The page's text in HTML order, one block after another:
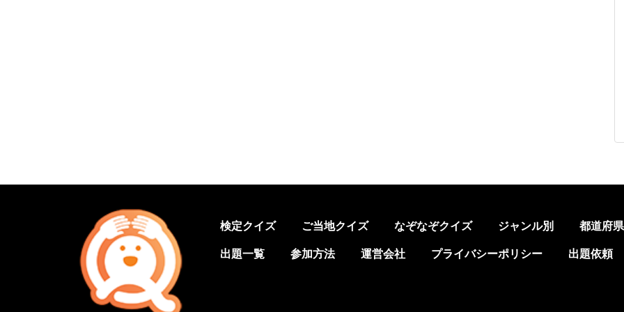
検定クイズ ご当地クイズ なぞなぞクイズ ジャンル別 都道府
出題一覧 参加方法 運営会社 プライバシーポリシー 出題依頼